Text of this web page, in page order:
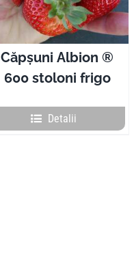
Căpșuni Albion ®
600 stoloni frigo
Detalii